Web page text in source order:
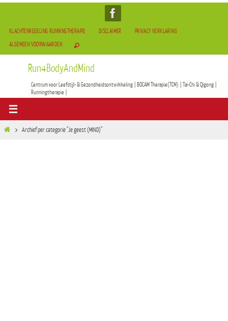
KLACHTENREGELING RUNNINGTHERAPIE DISCLAIMER
PRIVACY VERKLARING
ALGEMEEN VOORWAARDEN
Run4BodyAndMind
Centrum voor Leefstijl- & Gezondheidsontwikkeling | BOCAM Therapie(TCM) | Tai-Chi & Qigong |
Runningtherapie |
Archief per categorie "Je geest (MIND)"